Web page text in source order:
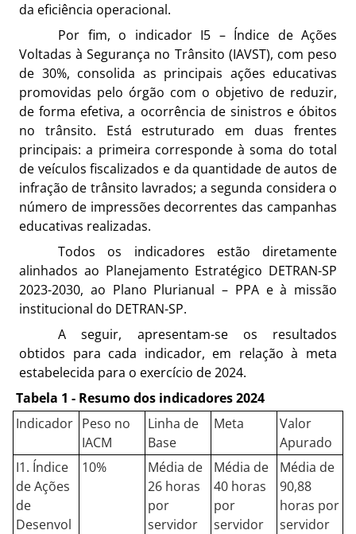
da eficiência operacional.
Por fim, o indicador I5 – Índice de Ações
Voltadas à Segurança no Trânsito (IAVST), com peso
de 30%, consolida as principais ações educativas
promovidas pelo órgão com o objetivo de reduzir,
de forma efetiva, a ocorrência de sinistros e óbitos
no trânsito. Está estruturado em duas frentes
principais: a primeira corresponde à soma do total
de veículos fiscalizados e da quantidade de autos de
infração de trânsito lavrados; a segunda considera o
número de impressões decorrentes das campanhas
educativas realizadas.
Todos os indicadores estão diretamente
alinhados ao Planejamento Estratégico DETRAN-SP
2023-2030, ao Plano Plurianual – PPA e à missão
institucional do DETRAN-SP.
A seguir, apresentam-se os resultados
obtidos para cada indicador, em relação à meta
estabelecida para o exercício de 2024.
Tabela 1 - Resumo dos indicadores 2024
Indicador Peso no
IACM
Linha de
Base
Meta
Valor
Apurado
I1. Índice
de Ações
de
Desenvol
10%
Média de
26 horas
por
servidor
Média de
40 horas
por
servidor
Média de
90,88
horas por
servidor